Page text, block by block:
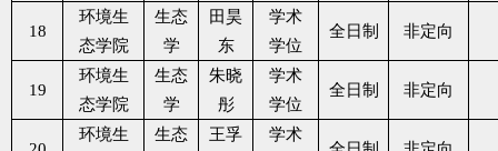
18
环境生
态学院
生态
学
田昊
东
学术
学位
全日制 非定向
19
环境生
态学院
生态
学
朱晓
彤
学术
学位
全日制 非定向
环境生
生态
王孚
学术